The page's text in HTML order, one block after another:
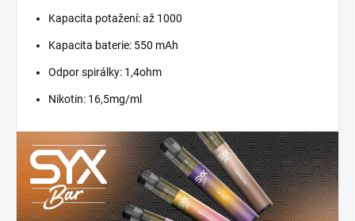
Kapacita potažení: až 1000
Kapacita baterie: 550 mAh
Odpor spirálky: 1,4ohm
Nikotin: 16,5mg/ml